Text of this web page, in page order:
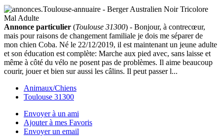
Annonce particulier (Toulouse 31300) - Bonjour, à contrecœur,
mais pour raisons de changement familiale je dois me séparer de
mon chien Coba. Né le 22/12/2019, il est maintenant un jeune adulte
et son éducation est complète: Marche aux pied avec, sans laisse et
même à côté du vélo ne posent pas de problèmes. Il aime beaucoup
courir, jouer et bien sur aussi les câlins. Il peut passer l...
Animaux/Chiens
Toulouse 31300
Envoyer à un ami
Ajouter à mes Favoris
Envoyer un email